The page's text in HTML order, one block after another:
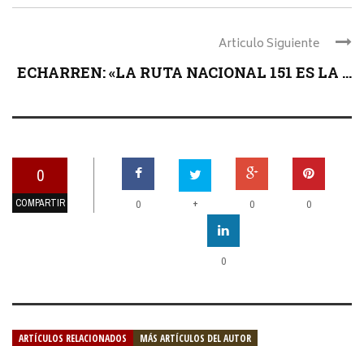
Articulo Siguiente
ECHARREN: «LA RUTA NACIONAL 151 ES LA ...
0
COMPARTIR 0 + 0 0
0
ARTÍCULOS RELACIONADOS MÁS ARTÍCULOS DEL AUTOR